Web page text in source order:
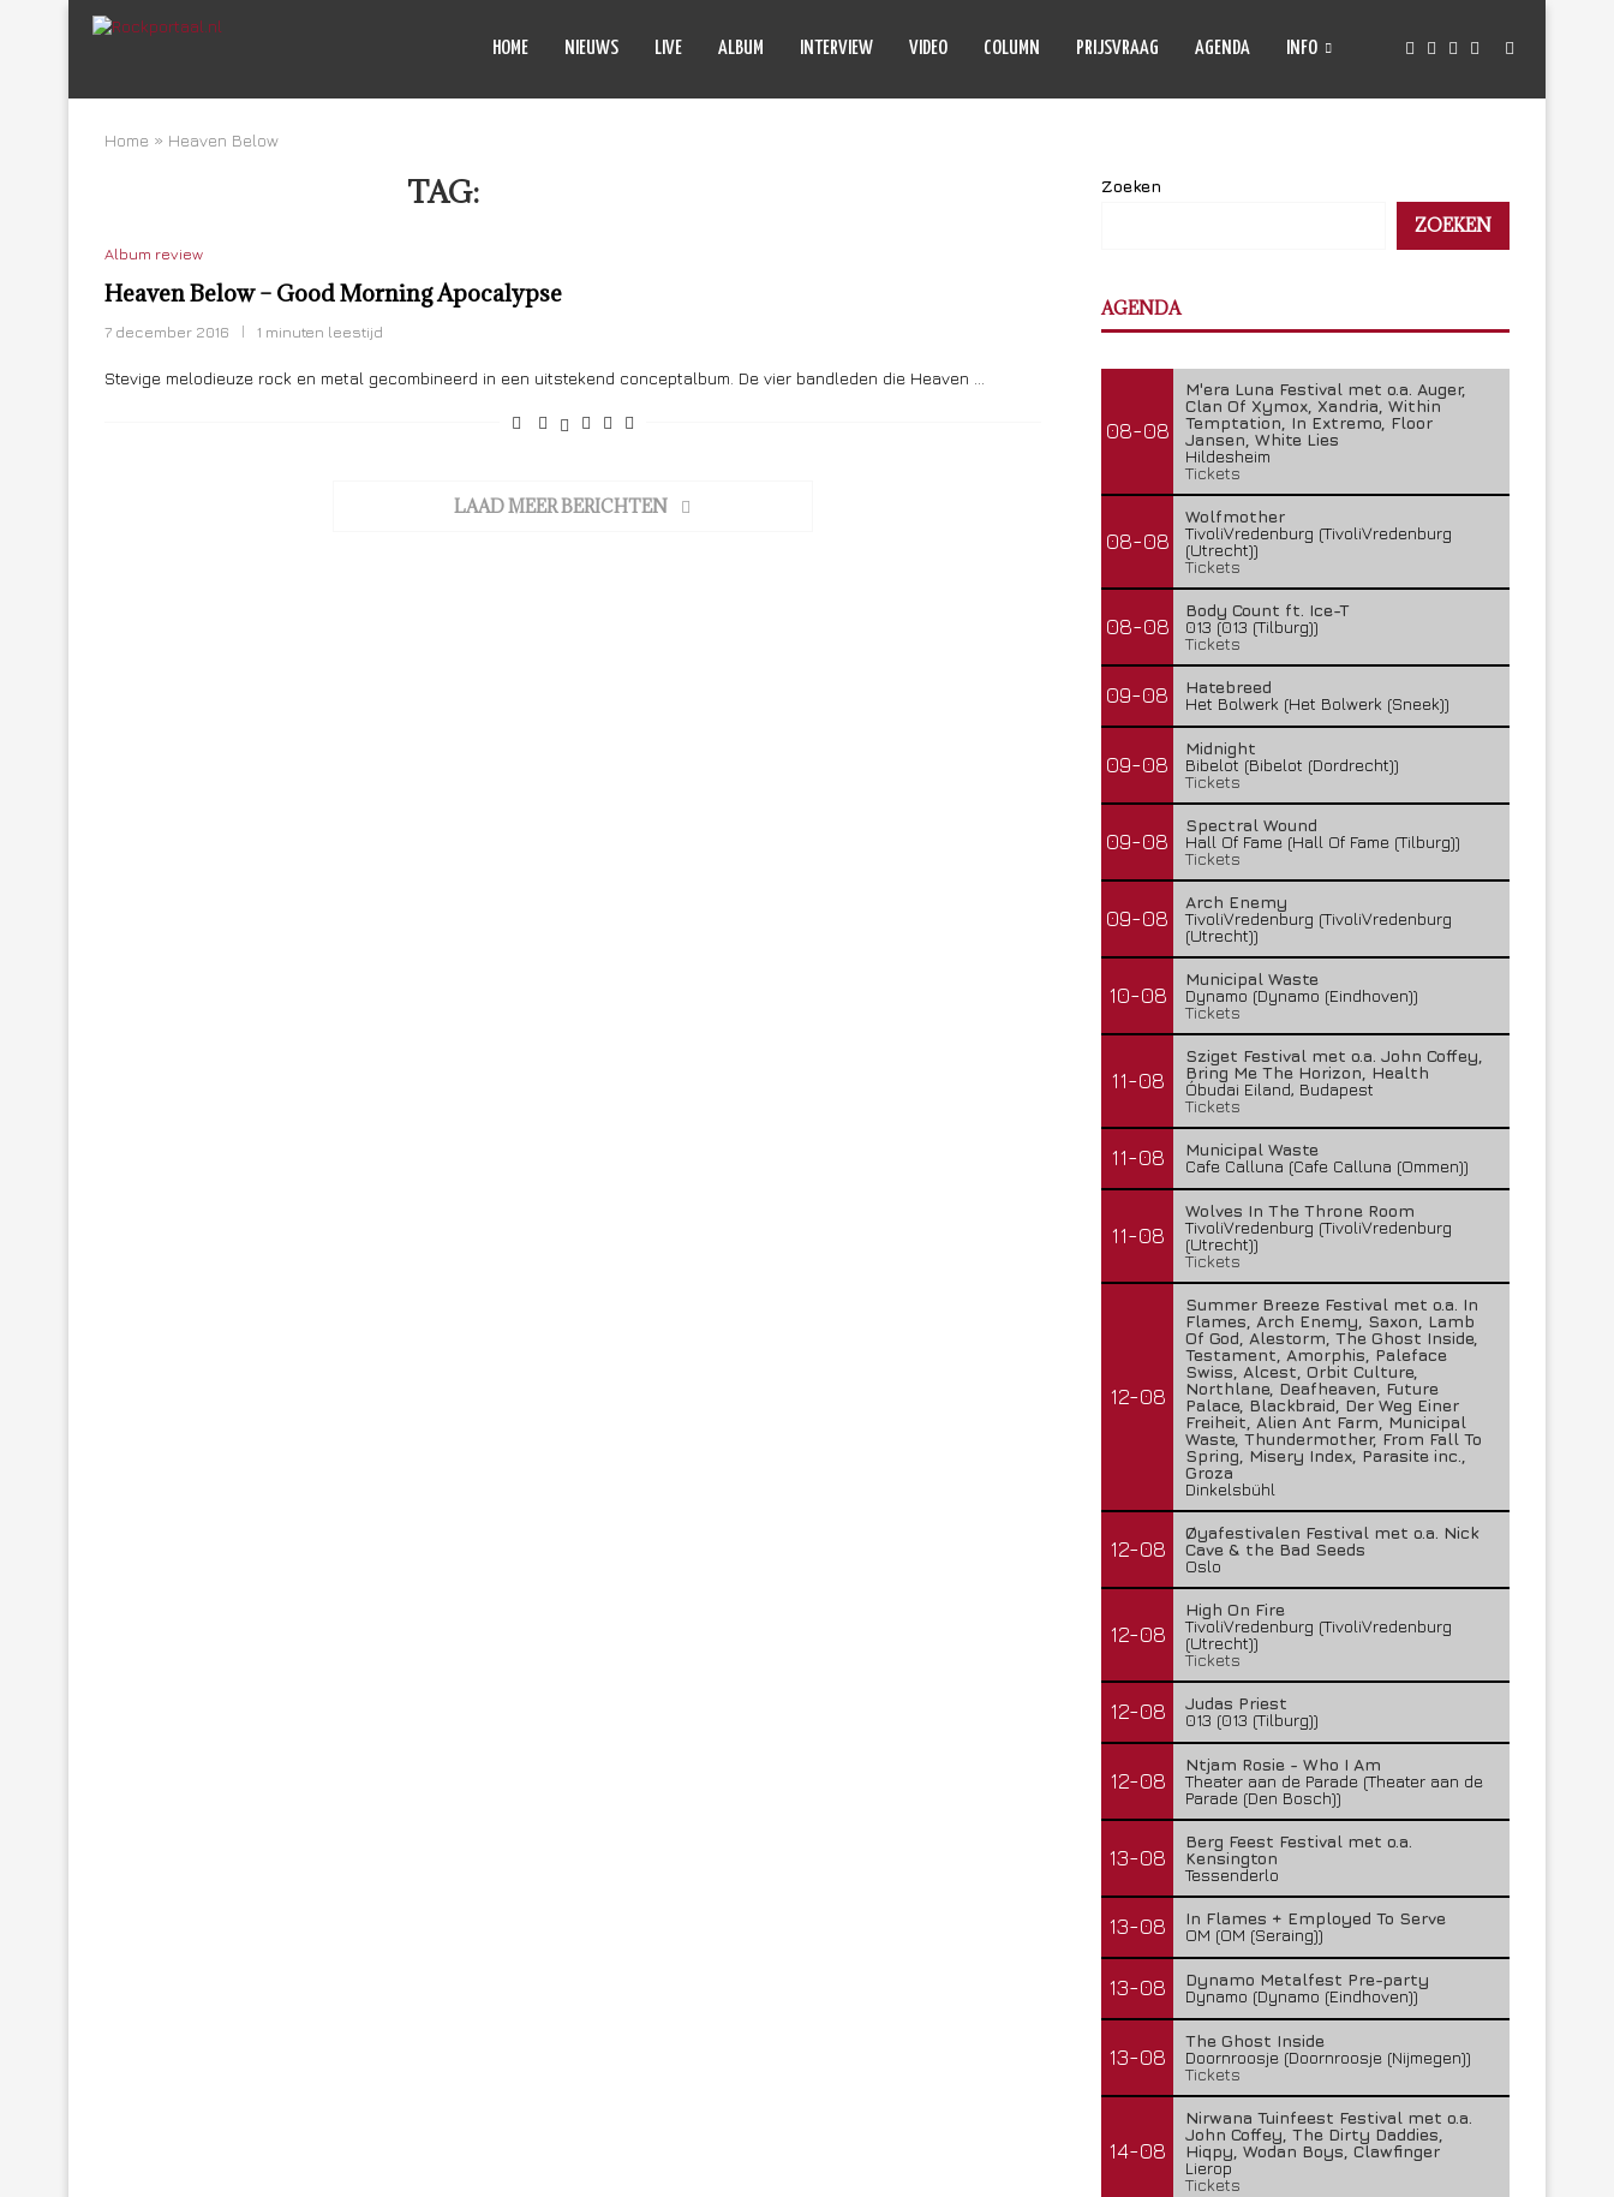
HOME NIEUWS LIVE ALBUM INTERVIEW VIDEO COLUMN PRIJSVRAAG AGENDA INFO
Home » Heaven Below
TAG:
Album review
Heaven Below – Good Morning Apocalypse
7 december 2016 1 minuten leestijd
Stevige melodieuze rock en metal gecombineerd in een uitstekend conceptalbum. De vier bandleden die Heaven …
LAAD MEER BERICHTEN
Zoeken
ZOEKEN
AGENDA
08-08
M'era Luna Festival met o.a. Auger,
Clan Of Xymox, Xandria, Within
Temptation, In Extremo, Floor
Jansen, White Lies
Hildesheim
Tickets
08-08
Wolfmother
TivoliVredenburg (TivoliVredenburg
(Utrecht))
Tickets
08-08
Body Count ft. Ice-T
013 (013 (Tilburg))
Tickets
09-08
Hatebreed
Het Bolwerk (Het Bolwerk (Sneek))
09-08
Midnight
Bibelot (Bibelot (Dordrecht))
Tickets
09-08
Spectral Wound
Hall Of Fame (Hall Of Fame (Tilburg))
Tickets
09-08
Arch Enemy
TivoliVredenburg (TivoliVredenburg
(Utrecht))
10-08
Municipal Waste
Dynamo (Dynamo (Eindhoven))
Tickets
11-08
Sziget Festival met o.a. John Coffey,
Bring Me The Horizon, Health
Óbudai Eiland, Budapest
Tickets
11-08
Municipal Waste
Cafe Calluna (Cafe Calluna (Ommen))
11-08
Wolves In The Throne Room
TivoliVredenburg (TivoliVredenburg
(Utrecht))
Tickets
12-08
Summer Breeze Festival met o.a. In
Flames, Arch Enemy, Saxon, Lamb
Of God, Alestorm, The Ghost Inside,
Testament, Amorphis, Paleface
Swiss, Alcest, Orbit Culture,
Northlane, Deafheaven, Future
Palace, Blackbraid, Der Weg Einer
Freiheit, Alien Ant Farm, Municipal
Waste, Thundermother, From Fall To
Spring, Misery Index, Parasite inc.,
Groza
Dinkelsbühl
12-08
Øyafestivalen Festival met o.a. Nick
Cave & the Bad Seeds
Oslo
12-08
High On Fire
TivoliVredenburg (TivoliVredenburg
(Utrecht))
Tickets
12-08
Judas Priest
013 (013 (Tilburg))
12-08
Ntjam Rosie - Who I Am
Theater aan de Parade (Theater aan de
Parade (Den Bosch))
13-08
Berg Feest Festival met o.a.
Kensington
Tessenderlo
13-08
In Flames + Employed To Serve
OM (OM (Seraing))
13-08
Dynamo Metalfest Pre-party
Dynamo (Dynamo (Eindhoven))
13-08
The Ghost Inside
Doornroosje (Doornroosje (Nijmegen))
Tickets
14-08
Nirwana Tuinfeest Festival met o.a.
John Coffey, The Dirty Daddies,
Hiqpy, Wodan Boys, Clawfinger
Lierop
Tickets